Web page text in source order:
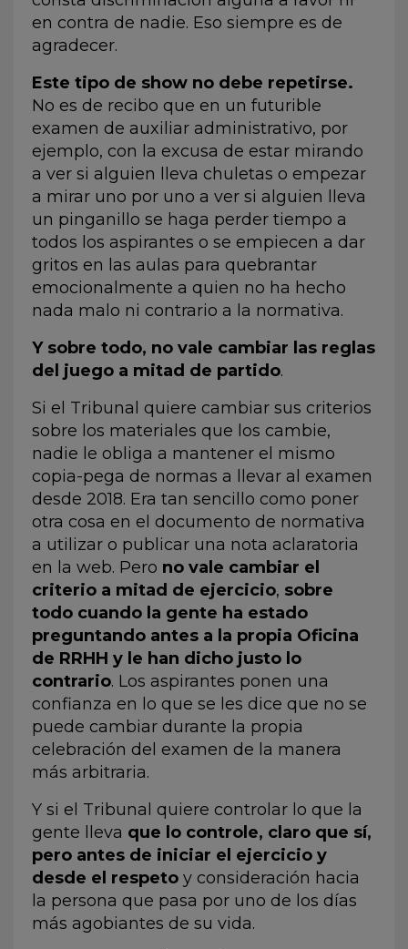
en contra de nadie. Eso siempre es de
agradecer.
Este tipo de show no debe repetirse.
No es de recibo que en un futurible
examen de auxiliar administrativo, por
ejemplo, con la excusa de estar mirando
a ver si alguien lleva chuletas o empezar
a mirar uno por uno a ver si alguien lleva
un pinganillo se haga perder tiempo a
todos los aspirantes o se empiecen a dar
gritos en las aulas para quebrantar
emocionalmente a quien no ha hecho
nada malo ni contrario a la normativa.
Y sobre todo, no vale cambiar las reglas
del juego a mitad de partido.
Si el Tribunal quiere cambiar sus criterios
sobre los materiales que los cambie,
nadie le obliga a mantener el mismo
copia-pega de normas a llevar al examen
desde 2018. Era tan sencillo como poner
otra cosa en el documento de normativa
a utilizar o publicar una nota aclaratoria
en la web. Pero no vale cambiar el
criterio a mitad de ejercicio, sobre
todo cuando la gente ha estado
preguntando antes a la propia Oficina
de RRHH y le han dicho justo lo
contrario. Los aspirantes ponen una
confianza en lo que se les dice que no se
puede cambiar durante la propia
celebración del examen de la manera
más arbitraria.
Y si el Tribunal quiere controlar lo que la
gente lleva que lo controle, claro que sí,
pero antes de iniciar el ejercicio y
desde el respeto y consideración hacia
la persona que pasa por uno de los días
más agobiantes de su vida.